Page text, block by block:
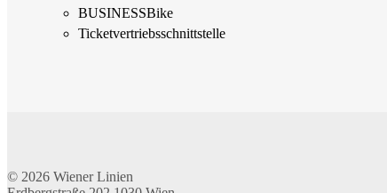
BUSINESSBike
Ticketvertriebs­schnittstelle
© 2026 Wiener Linien